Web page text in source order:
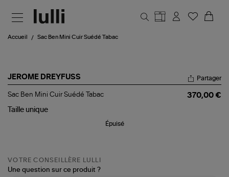
Accueil Sac Ben Mini Cuir Suédé Tabac
JEROME DREYFUSS
Sac
Mini
Partager
Sac Ben Mini Cuir Suédé Tabac
370,00 €
Taille unique
Épuisé
VOTRE CONSEILLÈRE LULLI
Une question sur ce produit ?